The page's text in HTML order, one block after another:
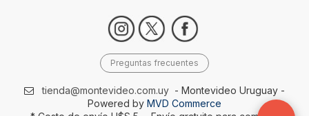
Preguntas frecuentes
tienda@montevideo.com.uy - Montevideo Uruguay -
Powered by MVD Commerce